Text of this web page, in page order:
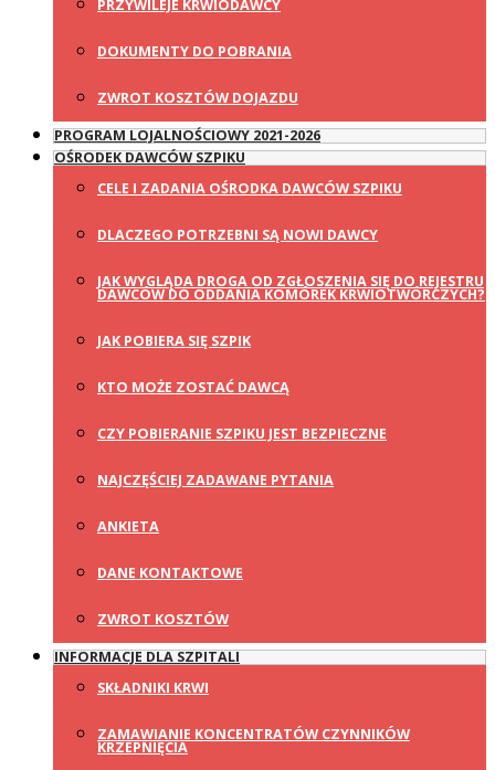
PRZYWILEJE KRWIODAWCY
DOKUMENTY DO POBRANIA
ZWROT KOSZTÓW DOJAZDU
PROGRAM LOJALNOŚCIOWY 2021-2026
OŚRODEK DAWCÓW SZPIKU
CELE I ZADANIA OŚRODKA DAWCÓW SZPIKU
DLACZEGO POTRZEBNI SĄ NOWI DAWCY
JAK WYGLĄDA DROGA OD ZGŁOSZENIA SIĘ DO REJESTRU
DAWCÓW DO ODDANIA KOMÓREK KRWIOTWÓRCZYCH?
JAK POBIERA SIĘ SZPIK
KTO MOŻE ZOSTAĆ DAWCĄ
CZY POBIERANIE SZPIKU JEST BEZPIECZNE
NAJCZĘŚCIEJ ZADAWANE PYTANIA
ANKIETA
DANE KONTAKTOWE
ZWROT KOSZTÓW
INFORMACJE DLA SZPITALI
SKŁADNIKI KRWI
ZAMAWIANIE KONCENTRATÓW CZYNNIKÓW
KRZEPNIĘCIA